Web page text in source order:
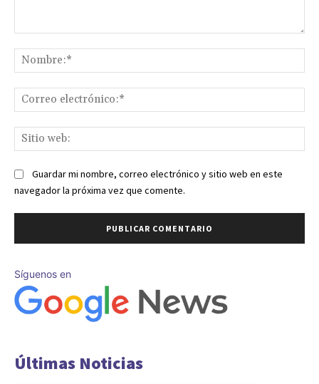
Guardar mi nombre, correo electrónico y sitio web en este
navegador la próxima vez que comente.
Síguenos en
Últimas Noticias